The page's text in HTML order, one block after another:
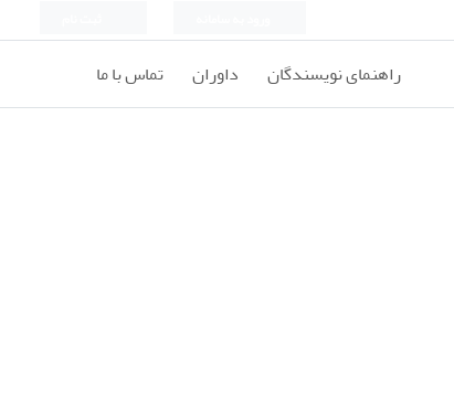
راهنمای نویسندگان داوران تماس با ما